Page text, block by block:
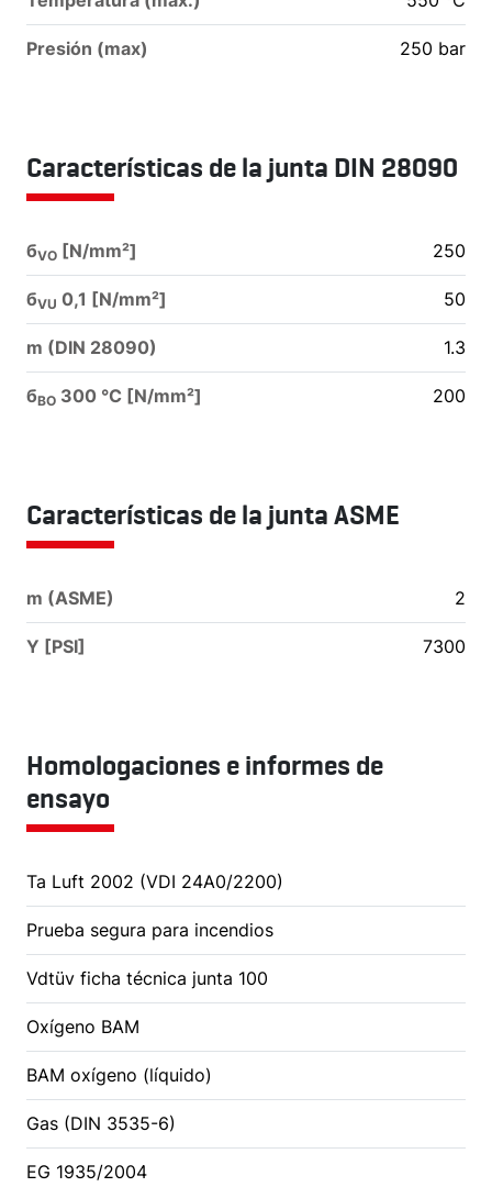
Presión (max) 250 bar
Características de la junta DIN 28090
бVO [N/mm²] 250
бVU 0,1 [N/mm²] 50
m (DIN 28090) 1.3
бBO 300 °C [N/mm²] 200
Características de la junta ASME
m (ASME) 2
Y [PSI] 7300
Homologaciones e informes de
ensayo
Ta Luft 2002 (VDI 24A0/2200)
Prueba segura para incendios
Vdtüv ficha técnica junta 100
Oxígeno BAM
BAM oxígeno (líquido)
Gas (DIN 3535-6)
EG 1935/2004